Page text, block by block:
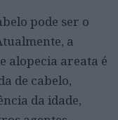
pode ser o
a
alopecia areata é
de cabelo,
da idade,